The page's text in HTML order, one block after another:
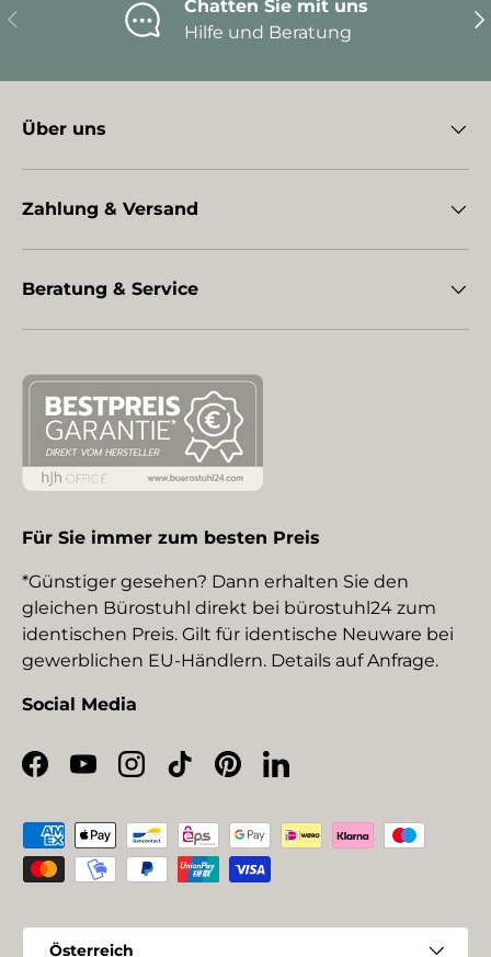
Vorherige
Chatten Sie mit uns
Hilfe und Beratung
Über uns
Zahlung & Versand
Beratung & Service
Für Sie immer zum besten Preis
*Günstiger gesehen? Dann erhalten Sie den
gleichen Bürostuhl direkt bei bürostuhl24 zum
identischen Preis. Gilt für identische Neuware bei
gewerblichen EU-Händlern. Details auf Anfrage.
Social Media
Facebook
YouTubeInstagram
TikTokPinterestLinkedIn
Zahlungsmethoden
Österreich